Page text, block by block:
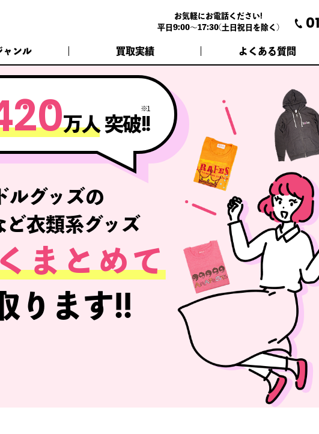
お気軽にお電話ください!
平日9:00～17:30(土日祝日を除く)
ャンル 買取実績 よくある質問
20万人 突破!!
※1
ルグッズの
ど衣類系グッズ
まとめて
ります!!